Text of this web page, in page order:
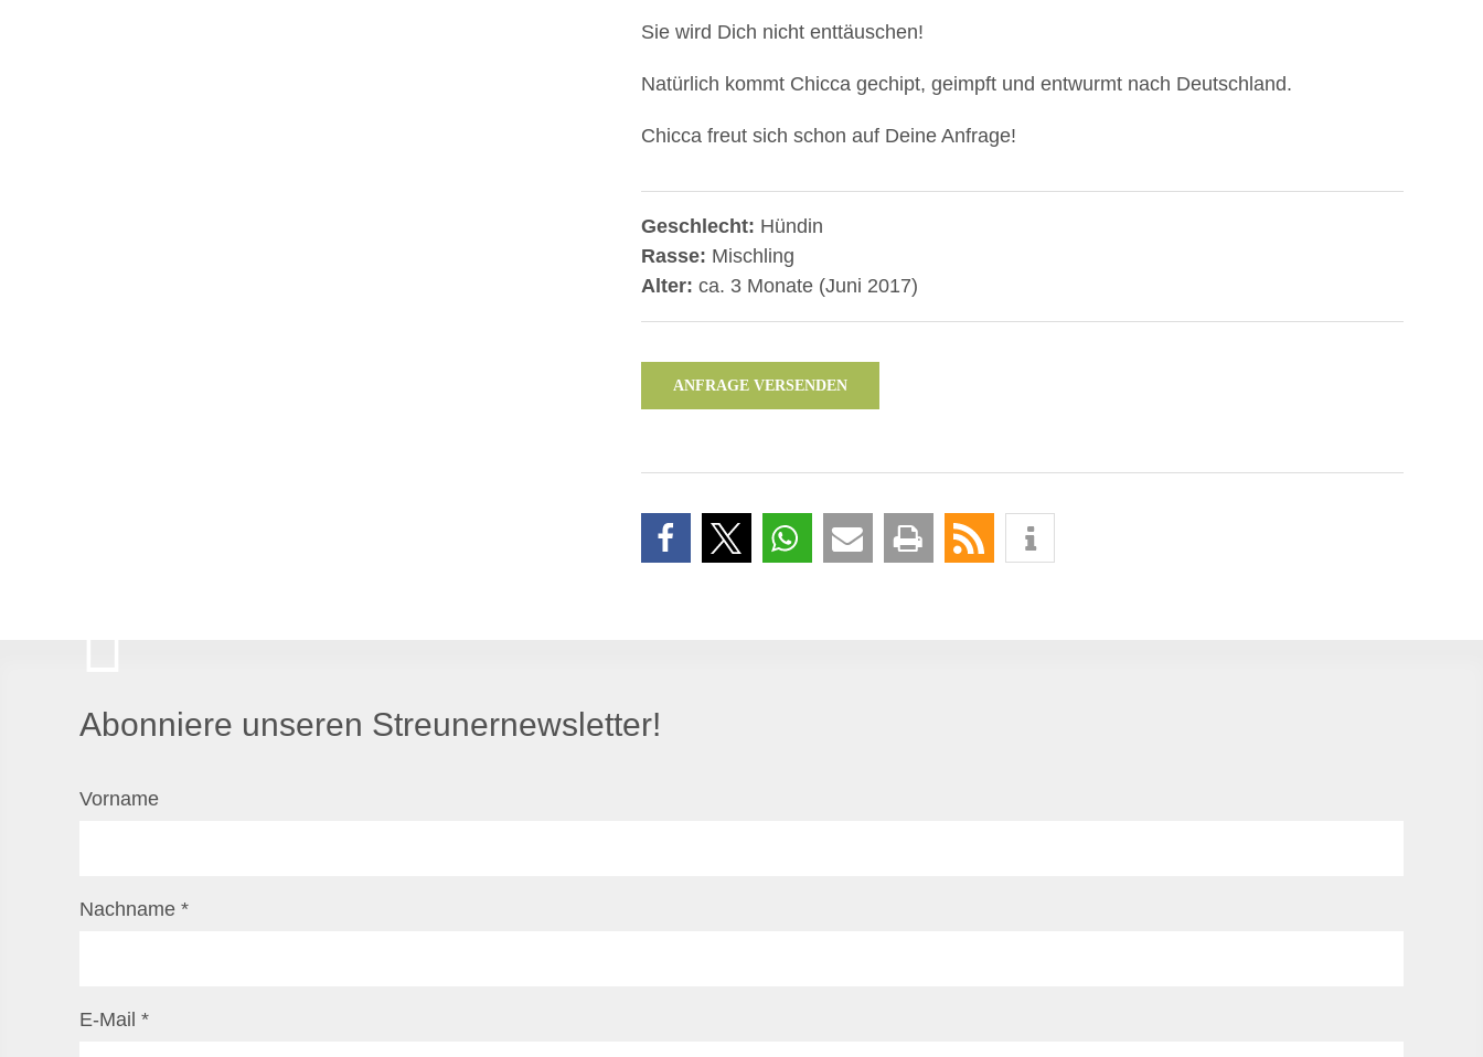
Sie wird Dich nicht enttäuschen!
Natürlich kommt Chicca gechipt, geimpft und entwurmt nach Deutschland.
Chicca freut sich schon auf Deine Anfrage!
Geschlecht: Hündin
Rasse: Mischling
Alter: ca. 3 Monate (Juni 2017)
ANFRAGE VERSENDEN
Abonniere unseren Streunernewsletter!
Vorname
Nachname *
E-Mail *